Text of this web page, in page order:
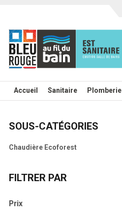
Accueil Sanitaire Plomberie
SOUS-CATÉGORIES
Chaudière Ecoforest
FILTRER PAR
Prix